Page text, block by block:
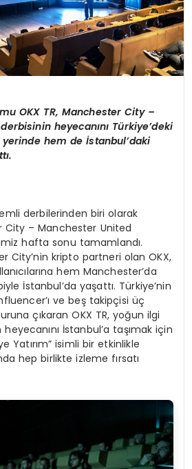
OKX TR, Manchester City –
heyecanını Türkiye’deki
yerinde hem deİstanbul’daki
ı.
derbilerinden biri olarak
City – Manchester United
hafta sonu tamamlandı.
City’nin kripto partneri olan OKX,
hem Manchester’da
İstanbul’da yaşattı. Türkiye’nin
ve beş takipçisi üç
çıkaran OKX TR, yoğun ilgi
İstanbul’a taşımak için
Yatırım” isimli bir etkinlikle
hep birlikte izleme fırsatı